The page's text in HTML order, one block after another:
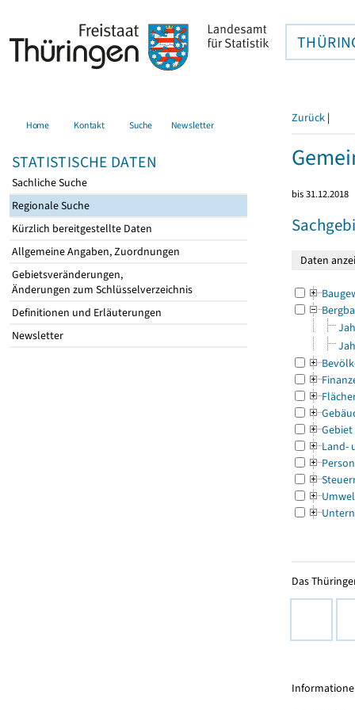
Home Kontakt Suche Newsletter
STATISTISCHE DATEN
Sachliche Suche
Regionale Suche
Kürzlich bereitgestellte Daten
Allgemeine Angaben, Zuordnungen
Gebietsveränderungen,
Änderungen zum Schlüsselverzeichnis
Definitionen und Erläuterungen
Newsletter
Zurück |
bis 31.12.2018
Gebiet
Land-
Das